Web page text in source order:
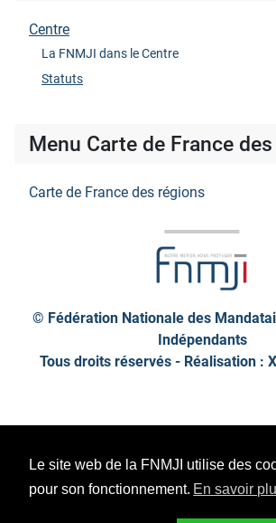
Le site web de la FNMJI utilise des
pour son fonctionnement. En savoir
Centre
La FNMJI dans le Centre
Statuts
Menu Carte de France
Carte de France des régions
© Fédération Nationale des
Indépendants
Tous droits réservés - Réalisation :
Mentions légales
Données personnelles